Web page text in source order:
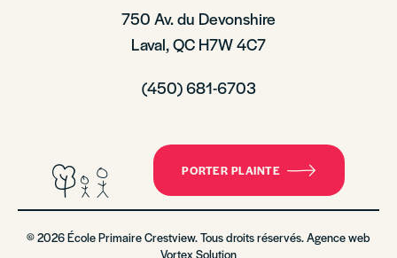
750 Av. du Devonshire
Laval, QC H7W 4C7
(450) 681-6703
PORTER PLAINTE
© 2026 École Primaire Crestview. Tous droits réservés. Agence web
Vortex Solution